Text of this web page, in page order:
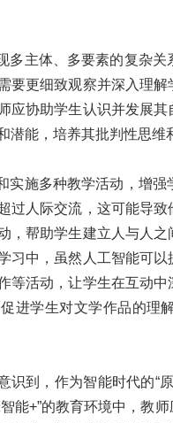
多主体、多要素的复杂
要更细致观察并深入理
应协助学生认识并发展
潜能，培养其批判性思维
实施多种教学活动，增
过人际交流，这可能导
，帮助学生建立人与人
习中，虽然人工智能可
等活动，让学生在互动
进学生对文学作品的
识到，作为智能时代的“
能+”的教育环境中，教